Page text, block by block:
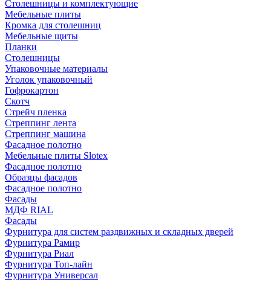
Столешницы и комплектующие
Мебельные плиты
Кромка для столешниц
Мебельные щиты
Планки
Столешницы
Упаковочные материалы
Уголок упаковочный
Гофрокартон
Скотч
Стрейч пленка
Стреппинг лента
Стреппинг машина
Фасадное полотно
Мебельные плиты Slotex
Фасадное полотно
Образцы фасадов
Фасадное полотно
Фасады
МДФ RIAL
Фасады
Фурнитура для систем раздвижных и складных дверей
Фурнитура Рамир
Фурнитура Риал
Фурнитура Топ-лайн
Фурнитура Универсал